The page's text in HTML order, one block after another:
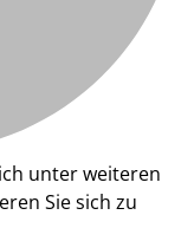
unter weiteren
Sie sich zu